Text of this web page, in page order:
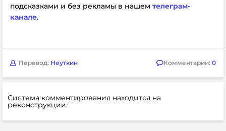
подсказками и без рекламы в нашем телеграм-
канале.
Перевод: Неуткин Комментарии: 0
Система комментирования находится на
реконструкции.